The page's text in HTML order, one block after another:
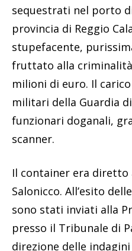
sequestrati nel porto
provincia di Reggio
stupefacente,
fruttato alla
milioni di euro. Il
militari della Guardia
funzionari doganali,
scanner.
Il container era
Salonicco. All’esito
sono stati inviati alla
presso il Tribunale di
direzione delle